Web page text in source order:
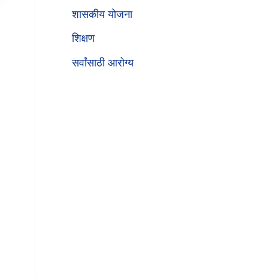
शासकीय योजना
शिक्षण
सर्वांसाठी आरोग्य